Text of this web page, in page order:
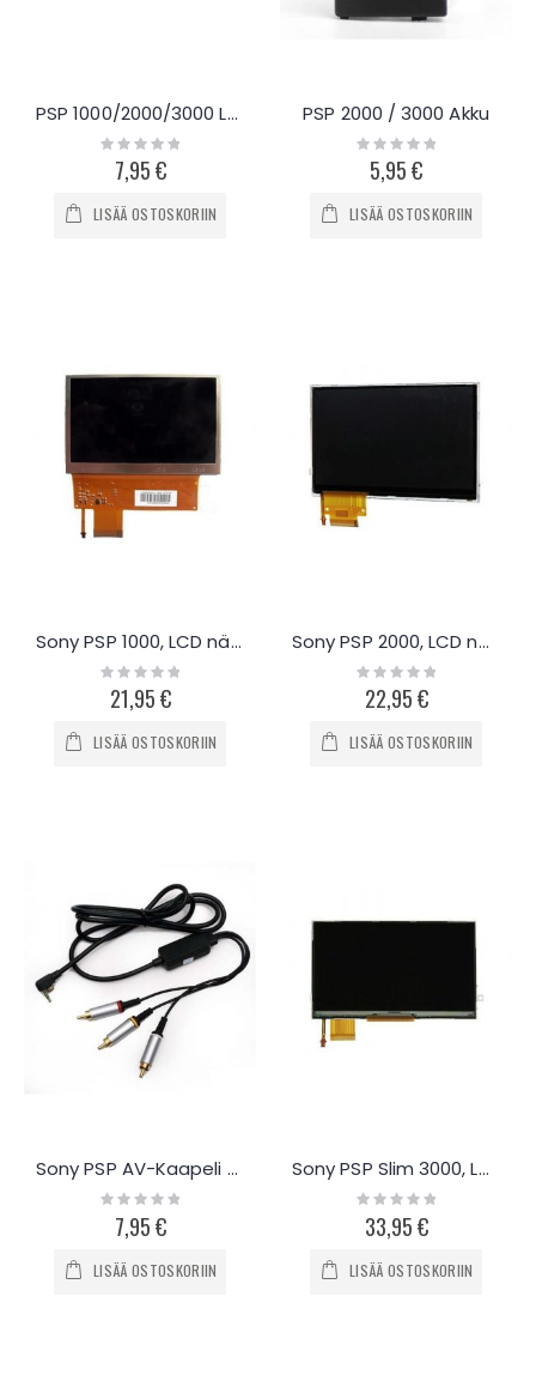
PSP 1000/2000/3000 Laturi
Rating:
0%7,95 €
LISÄÄ OSTOSKORIIN
PSP 2000 / 3000 Akku
Rating:
0%5,95 €
LISÄÄ OSTOSKORIIN
Sony PSP 1000, LCD näyttö
Rating:
0%
21,95 €
LISÄÄ OSTOSKORIIN
Sony PSP 2000, LCD näyttö
Rating:
0%
22,95 €
LISÄÄ OSTOSKORIIN
Sony PSP AV-Kaapeli 3x1
Rating:
0%7,95 €
LISÄÄ OSTOSKORIIN
Sony PSP Slim 3000, LCD näyttö
Rating:
0%
33,95 €
LISÄÄ OSTOSKORIIN